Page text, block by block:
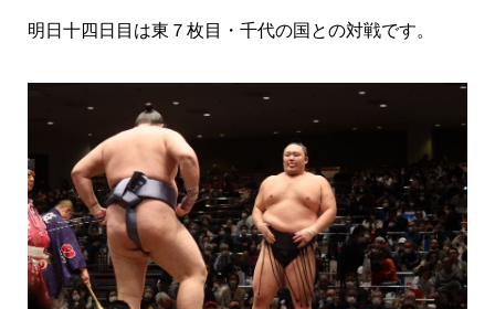
明日十四日目は東７枚目・千代の国との対戦です。